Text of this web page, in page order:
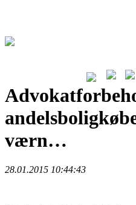
værn…
28.01.2015 10:44:43